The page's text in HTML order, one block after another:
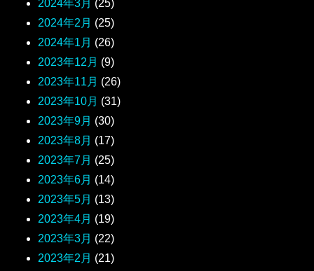
2024年3月 (25)
2024年2月 (25)
2024年1月 (26)
2023年12月 (9)
2023年11月 (26)
2023年10月 (31)
2023年9月 (30)
2023年8月 (17)
2023年7月 (25)
2023年6月 (14)
2023年5月 (13)
2023年4月 (19)
2023年3月 (22)
2023年2月 (21)